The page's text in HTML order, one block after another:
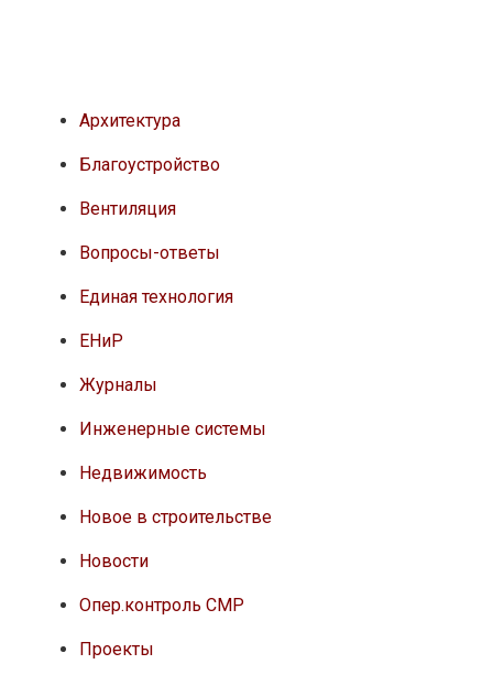
Архитектура
Благоустройство
Вентиляция
Вопросы-ответы
Единая технология
ЕНиР
Журналы
Инженерные системы
Недвижимость
Новое в строительстве
Новости
Опер.контроль СМР
Проекты